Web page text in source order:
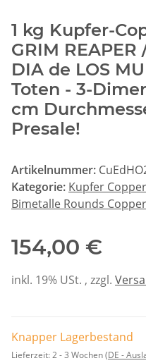
1 kg Kupfer-
GRIM REAPER
DIA de LOS
Toten - 3-
cm
Presale!
Artikelnummer:
Kategorie: Kupfer
Bimetalle Rounds
154,00 €
inkl. 19% USt. , zzgl.
Knapper Lagerbestand
Lieferzeit:2 - 3 Wochen(DE -